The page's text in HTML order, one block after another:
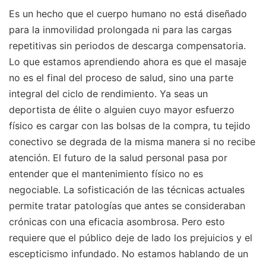
Es un hecho que el cuerpo humano no está diseñado
para la inmovilidad prolongada ni para las cargas
repetitivas sin periodos de descarga compensatoria.
Lo que estamos aprendiendo ahora es que el masaje
no es el final del proceso de salud, sino una parte
integral del ciclo de rendimiento. Ya seas un
deportista de élite o alguien cuyo mayor esfuerzo
físico es cargar con las bolsas de la compra, tu tejido
conectivo se degrada de la misma manera si no recibe
atención. El futuro de la salud personal pasa por
entender que el mantenimiento físico no es
negociable. La sofisticación de las técnicas actuales
permite tratar patologías que antes se consideraban
crónicas con una eficacia asombrosa. Pero esto
requiere que el público deje de lado los prejuicios y el
escepticismo infundado. No estamos hablando de un